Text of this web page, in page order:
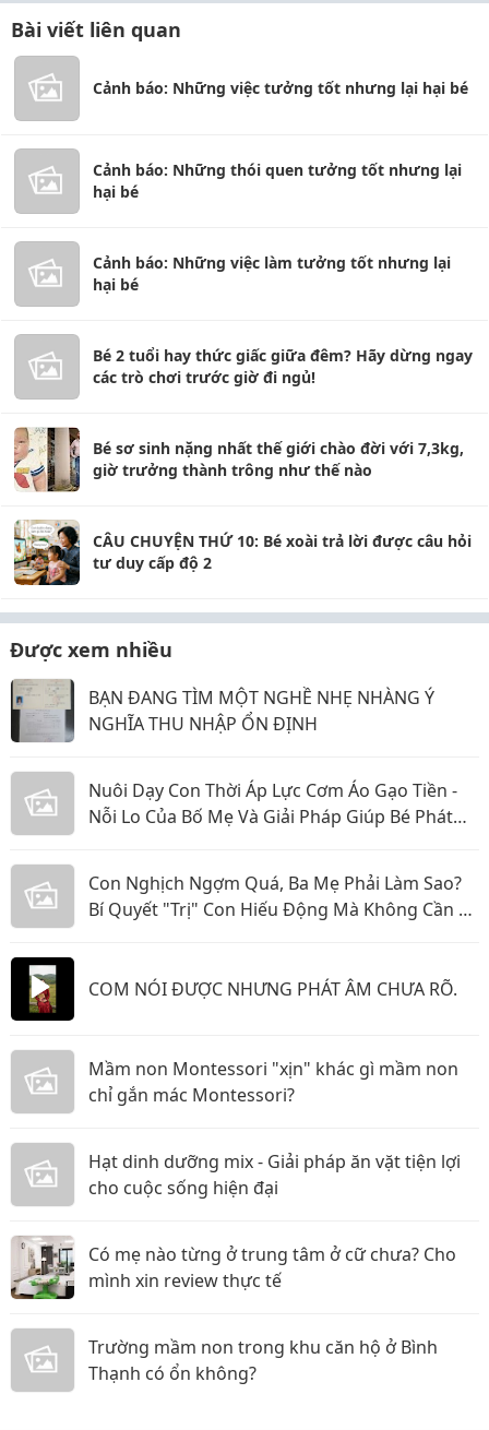
Bài viết liên quan
Cảnh báo: Những việc tưởng tốt nhưng lại hại bé
Cảnh báo: Những thói quen tưởng tốt nhưng lại
hại bé
Cảnh báo: Những việc làm tưởng tốt nhưng lại
hại bé
Bé 2 tuổi hay thức giấc giữa đêm? Hãy dừng ngay
các trò chơi trước giờ đi ngủ!
Bé sơ sinh nặng nhất thế giới chào đời với 7,3kg,
giờ trưởng thành trông như thế nào
CÂU CHUYỆN THỨ 10: Bé xoài trả lời được câu hỏi
tư duy cấp độ 2
Được xem nhiều
BẠN ĐANG TÌM MỘT NGHỀ NHẸ NHÀNG Ý
NGHĨA THU NHẬP ỔN ĐỊNH
Nuôi Dạy Con Thời Áp Lực Cơm Áo Gạo Tiền -
Nỗi Lo Của Bố Mẹ Và Giải Pháp Giúp Bé Phát
Con Nghịch Ngợm Quá, Ba Mẹ Phải Làm Sao?
Bí Quyết "Trị" Con Hiếu Động Mà Không Cần La
COM NÓI ĐƯỢC NHƯNG PHÁT ÂM CHƯA RÕ.
Mầm non Montessori "xịn" khác gì mầm non
chỉ gắn mác Montessori?
Hạt dinh dưỡng mix - Giải pháp ăn vặt tiện lợi
cho cuộc sống hiện đại
Có mẹ nào từng ở trung tâm ở cữ chưa? Cho
mình xin review thực tế
Trường mầm non trong khu căn hộ ở Bình
Thạnh có ổn không?